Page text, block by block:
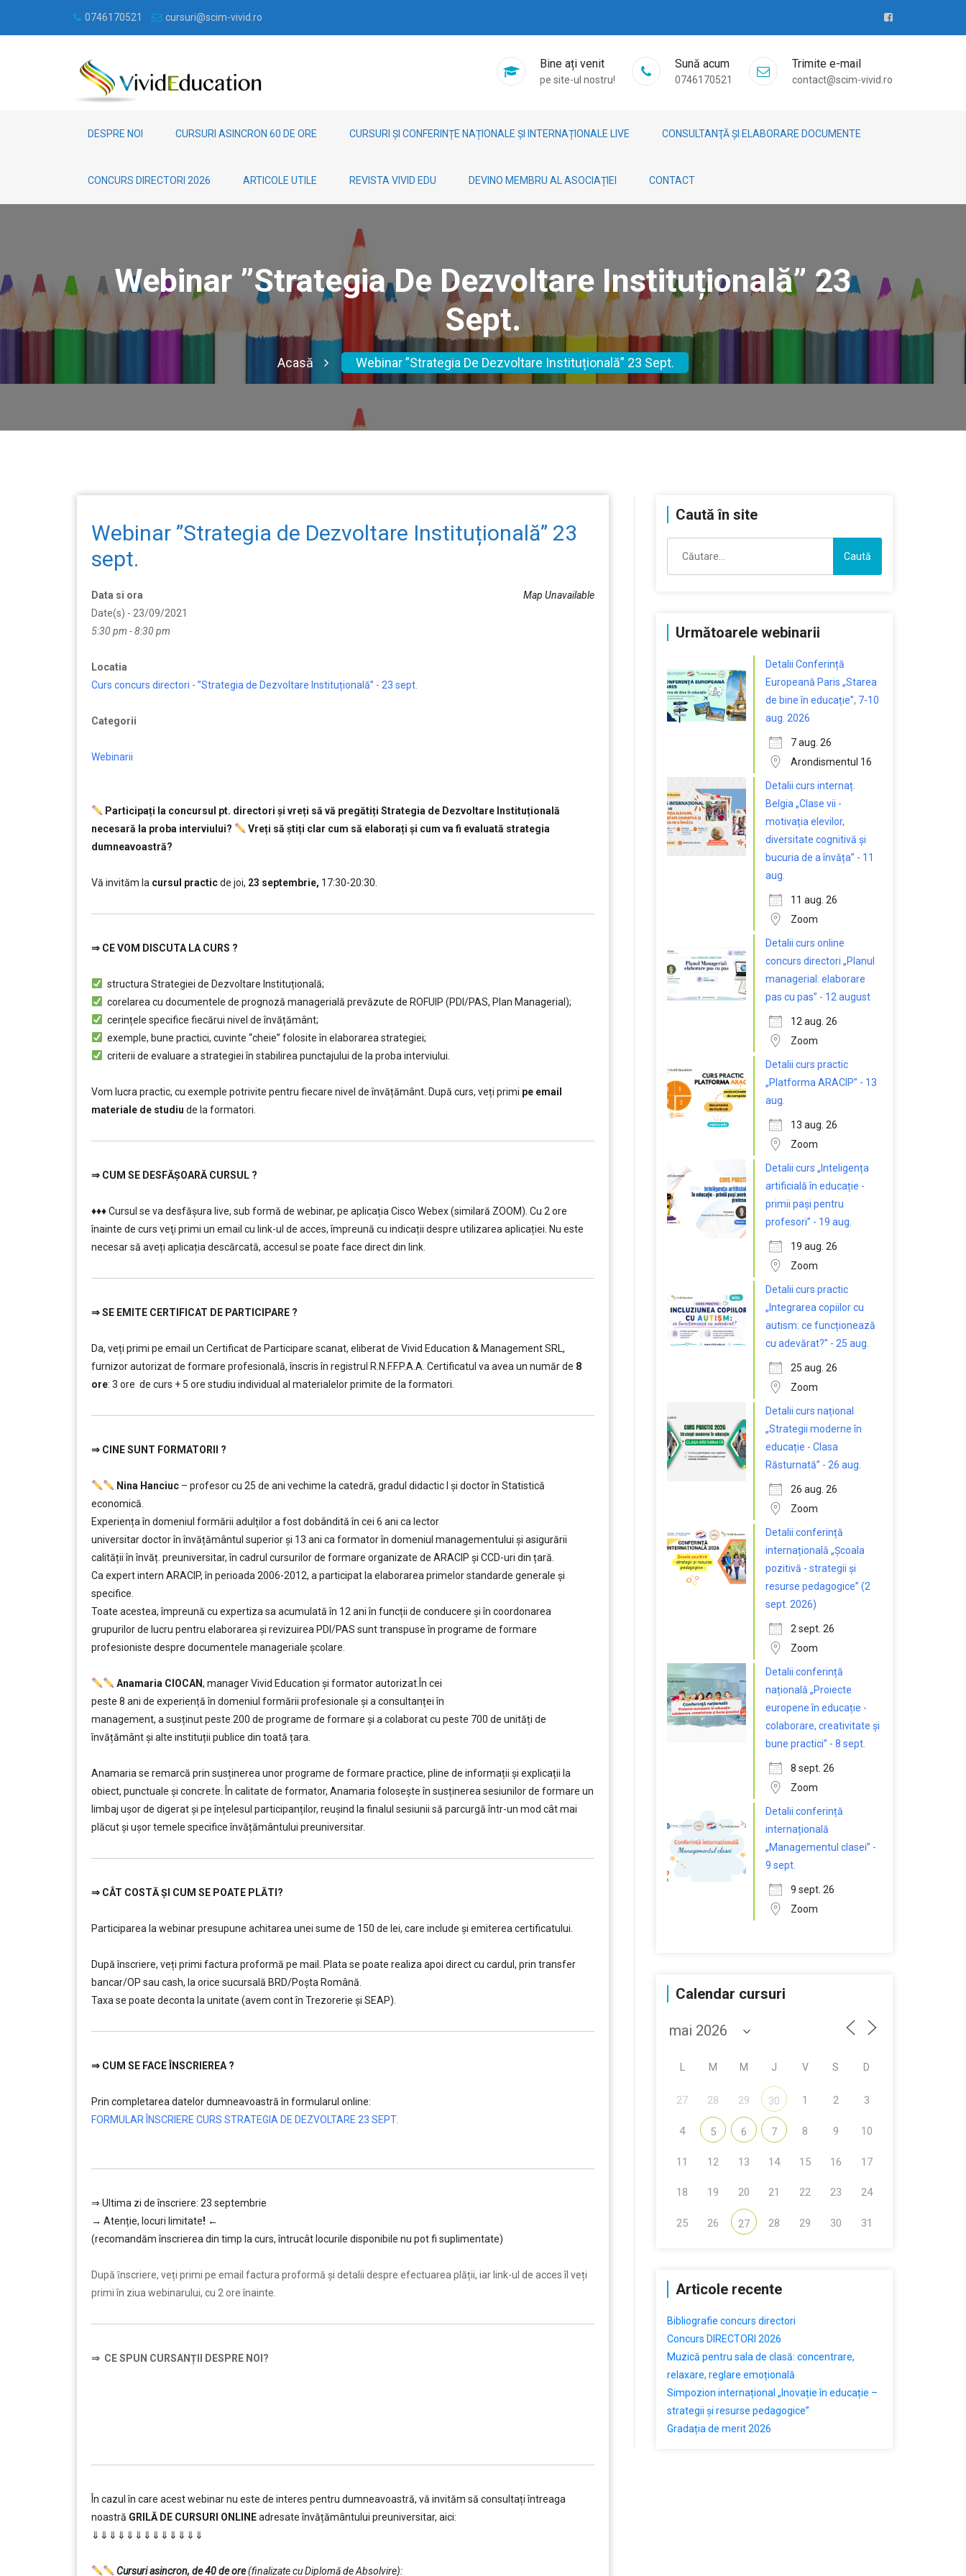
0746170521 cursuri@scim-vivid.ro
Bine ați venit
pe site-ul nostru!
Sună acum
0746170521
Trimite e-mail
contact@scim-vivid.ro
DESPRE NOI CURSURI ASINCRON 60 DE ORE CURSURI ȘI CONFERINȚE NAȚIONALE ȘI INTERNAȚIONALE LIVE CONSULTANŢĂ ȘI ELABORARE DOCUMENTE
CONCURS DIRECTORI 2026 ARTICOLE UTILE REVISTA VIVID EDU DEVINO MEMBRU AL ASOCIAȚIEI CONTACT
Webinar ”Strategia De Dezvoltare Instituțională” 23
Sept.
Acasă Webinar ”Strategia De Dezvoltare Instituțională” 23 Sept.
Webinar ”Strategia de Dezvoltare Instituțională” 23
sept.
Map Unavailable
Data si ora
Date(s) - 23/09/2021
5:30 pm - 8:30 pm
Locatia
Curs concurs directori - ”Strategia de Dezvoltare Instituțională” - 23 sept.
Categorii
Webinarii
Participați la concursul pt. directori și vreți să vă pregătiți Strategia de Dezvoltare Instituțională
necesară la proba interviului?
Vreți să ştiți clar cum să elaborați și cum va fi evaluată strategia
dumneavoastră?
Vă invităm la cursul practicde joi, 23 septembrie, 17:30-20:30.
⇒ CE VOM DISCUTA LA CURS ?
structura Strategiei de Dezvoltare Instituțională;
corelarea cu documentele de prognoză managerială prevăzute de ROFUIP (PDI/PAS, Plan Managerial);
cerințele specifice fiecărui nivel de învățământ;
exemple, bune practici, cuvinte “cheie” folosite în elaborarea strategiei;
criterii de evaluare a strategiei în stabilirea punctajului de la proba interviului.
Vom lucra practic, cu exemple potrivite pentru fiecare nivel de învățământ. După curs, veți primi pe email
materiale de studiu de la formatori.
⇒ CUM SE DESFĂȘOARĂ CURSUL ?
♦♦♦ Cursul se va desfășura live, sub formă de webinar, pe aplicația Cisco Webex (similară ZOOM). Cu 2 ore
înainte de curs veţi primi un email cu link-ul de acces, împreună cu indicații despre utilizarea aplicației. Nu este
necesar să aveți aplicația descărcată, accesul se poate face direct din link.
⇒SE EMITE CERTIFICAT DE PARTICIPARE ?
Da, veți primi pe email un Certificat de Participare scanat, eliberat de Vivid Education & Management SRL,
furnizor autorizat de formare profesională, înscris în registrul R.N.F.F.P.A.A. Certificatul va avea un număr de 8
ore: 3 ore de curs + 5 ore studiu individual al materialelor primite de la formatori.
⇒ CINE SUNT FORMATORII ?
Nina Hanciuc– profesor cu 25 de ani vechime la catedră, gradul didactic I şi doctor în Statistică
economică.
Experiența în domeniul formării adulților a fost dobândită în cei 6 ani ca lector
universitar doctor în învățământul superior şi 13 ani ca formator în domeniul managementului şi asigurării
calității în învăț. preuniversitar, în cadrul cursurilor de formare organizate de ARACIP şi CCD-uri din țară.
Ca expert intern ARACIP, în perioada 2006-2012, a participat la elaborarea primelor standarde generale şi
specifice.
Toate acestea, împreună cu expertiza sa acumulată în 12 ani în funcții de conducere şi în coordonarea
grupurilor de lucru pentru elaborarea şi revizuirea PDI/PAS sunt transpuse în programe de formare
profesioniste despre documentele manageriale şcolare.
Anamaria CIOCAN, manager Vivid Education și formator autorizat. În cei
peste 8 ani de experiență în domeniul formării profesionale și a consultanței în
management, a susținut peste 200 de programe de formare și a colaborat cu peste 700 de unități de
învățământ şi alte instituții publice din toată țara.
Anamaria se remarcă prin susținerea unor programe de formare practice, pline de informații și explicații la
obiect, punctuale și concrete. În calitate de formator, Anamaria folosește în susținerea sesiunilor de formare un
limbaj ușor de digerat și pe înțelesul participanților, reușind la finalul sesiunii să parcurgă într-un mod cât mai
plăcut și ușor temele specifice învățământului preuniversitar.
⇒ CÂT COSTĂ ȘI CUM SE POATE PLĂTI?
Participarea la webinar presupune achitarea unei sume de 150 de lei, care include şi emiterea certificatului.
După înscriere, veți primi factura proformă pe mail. Plata se poate realiza apoi direct cu cardul, prin transfer
bancar/OP sau cash, la orice sucursală BRD/Poșta Română.
Taxa se poate deconta la unitate (avem cont în Trezorerie și SEAP).
⇒ CUM SE FACE ÎNSCRIEREA ?
Prin completarea datelor dumneavoastră în formularul online:
FORMULAR ÎNSCRIERE CURS STRATEGIA DE DEZVOLTARE 23 SEPT.
⇒ Ultima zi de înscriere: 23 septembrie
→ Atenție, locuri limitate! ←
(recomandăm înscrierea din timp la curs, întrucât locurile disponibile nu pot fi suplimentate)
După ȋnscriere, veți primi pe email factura proformă și detalii despre efectuarea plății, iar link-ul de acces îl veți
primi în ziua webinarului, cu 2 ore înainte.
⇒ CE SPUN CURSANȚII DESPRE NOI?
În cazul în care acest webinar nu este de interes pentru dumneavoastră, vă invităm să consultați întreaga
noastră GRILĂ DE CURSURI ONLINEadresate învățământului preuniversitar, aici:
⇓⇓⇓⇓⇓⇓⇓⇓⇓⇓⇓⇓⇓
Cursuri asincron, de 40 de ore(finalizate cu Diplomă de Absolvire):
Caută în site
după:
Următoarele webinarii
Detalii Conferință
Europeană Paris „Starea
de bine în educație”, 7-10
aug. 2026
7 aug. 26
Arondismentul 16
Detalii curs internaț.
Belgia „Clase vii -
motivația elevilor,
diversitate cognitivă și
bucuria de a învăța” - 11
aug.
11 aug. 26
Zoom
Detalii curs online
concurs directori „Planul
managerial: elaborare
pas cu pas” - 12 august
12 aug. 26
Zoom
Detalii curs practic
„Platforma ARACIP” - 13
aug.
13 aug. 26
Zoom
Detalii curs „Inteligența
artificială în educație -
primii pași pentru
profesori” - 19 aug.
19 aug. 26
Zoom
Detalii curs practic
„Integrarea copiilor cu
autism: ce funcționează
cu adevărat?” - 25 aug.
25 aug. 26
Zoom
Detalii curs național
„Strategii moderne în
educație - Clasa
Răsturnată” - 26 aug.
26 aug. 26
Zoom
Detalii conferință
internațională „Școala
pozitivă - strategii și
resurse pedagogice” (2
sept. 2026)
2 sept. 26
Zoom
Detalii conferință
națională „Proiecte
europene în educație -
colaborare, creativitate și
bune practici” - 8 sept.
8 sept. 26
Zoom
Detalii conferință
internațională
„Managementul clasei” -
9 sept.
9 sept. 26
Zoom
Calendar cursuri
M M J V S D
27 28 29 30 1 2 3
4 5 6 7 8 9 10
11 12 13 14 15 16 17
18 19 20 21 22 23 24
25 26 27 28 29 30 31
Articole recente
Bibliografie concurs directori
Concurs DIRECTORI 2026
Muzică pentru sala de clasă: concentrare,
relaxare, reglare emoțională
Simpozion internațional „Inovație în educație –
strategii și resurse pedagogice”
Gradația de merit 2026